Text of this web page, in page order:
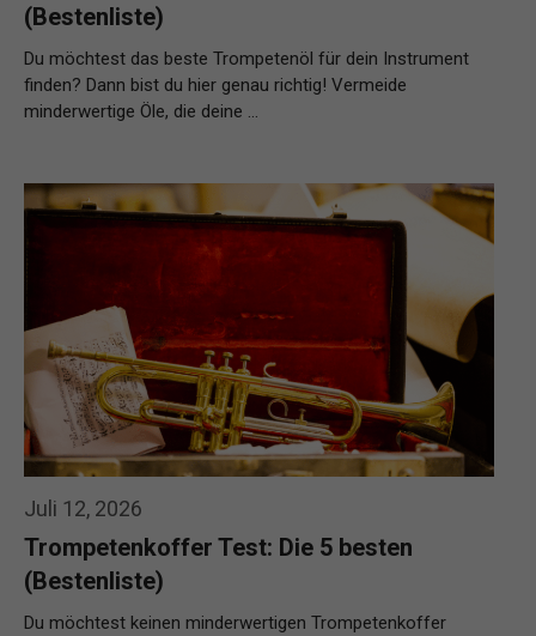
(Bestenliste)
Du möchtest das beste Trompetenöl für dein Instrument
finden? Dann bist du hier genau richtig! Vermeide
minderwertige Öle, die deine …
Juli 12, 2026
Trompetenkoffer Test: Die 5 besten
(Bestenliste)
Du möchtest keinen minderwertigen Trompetenkoffer